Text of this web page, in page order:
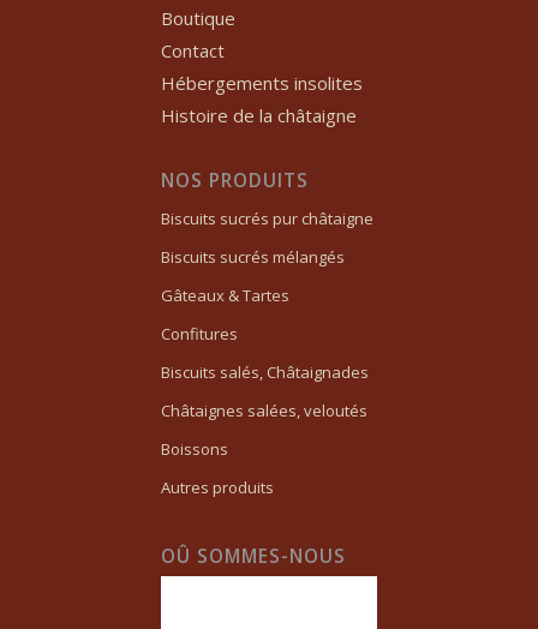
Boutique
Contact
Hébergements insolites
Histoire de la châtaigne
NOS PRODUITS
Biscuits sucrés pur châtaigne
Biscuits sucrés mélangés
Gâteaux & Tartes
Confitures
Biscuits salés, Châtaignades
Châtaignes salées, veloutés
Boissons
Autres produits
OÛ SOMMES-NOUS